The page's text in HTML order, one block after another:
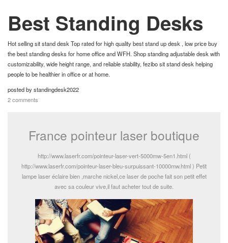
France pointeur laser boutique
新規登録
ストリーム
NEW
TAGS
このコミュニティについて
ヘルプ
利用規約
プライバシーポリシー
REVOLVER
Best Standing Desks
Hot selling sit stand desk Top rated for high quality best stand up desk , low price buy
the best standing desks for home office and WFH. Shop standing adjustable desk with
customizability, wide height range, and reliable stability, fezibo sit stand desk helping
people to be healthier in office or at home.
posted bystandingdesk2022
2 comments
France pointeur laser boutique
http://www.laserfr.com/pointeur-laser-vert-5000mw-5en1.html (
http://www.laserfr.com/pointeur-laser-bleu-surpuissant-10000mw.html ) Petit
lampe laser éclaire bien ,marche nickel,ce laser de poche fait son petit effet
avec sa couleur vive,il faut acheter tout de suite.
France pointeur laser boutique